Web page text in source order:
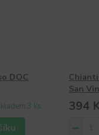
DOC
3 ks
San
394